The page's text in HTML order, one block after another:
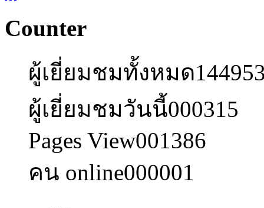
Counter
ผู้เยี่ยมชมทั้งหมด
ผู้เยี่ยมชมวันนี้000315
Pages View001386
คน online000001